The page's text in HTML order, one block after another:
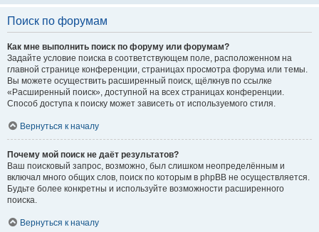
Поиск по форумам
Как мне выполнить поиск по форуму или форумам?
Задайте условие поиска в соответствующем поле, расположенном на
главной странице конференции, страницах просмотра форума или темы.
Вы можете осуществить расширенный поиск, щёлкнув по ссылке
«Расширенный поиск», доступной на всех страницах конференции.
Способ доступа к поиску может зависеть от используемого стиля.
Вернуться к началу
Почему мой поиск не даёт результатов?
Ваш поисковый запрос, возможно, был слишком неопределённым и
включал много общих слов, поиск по которым в phpBB не осуществляется.
Будьте более конкретны и используйте возможности расширенного
поиска.
Вернуться к началу